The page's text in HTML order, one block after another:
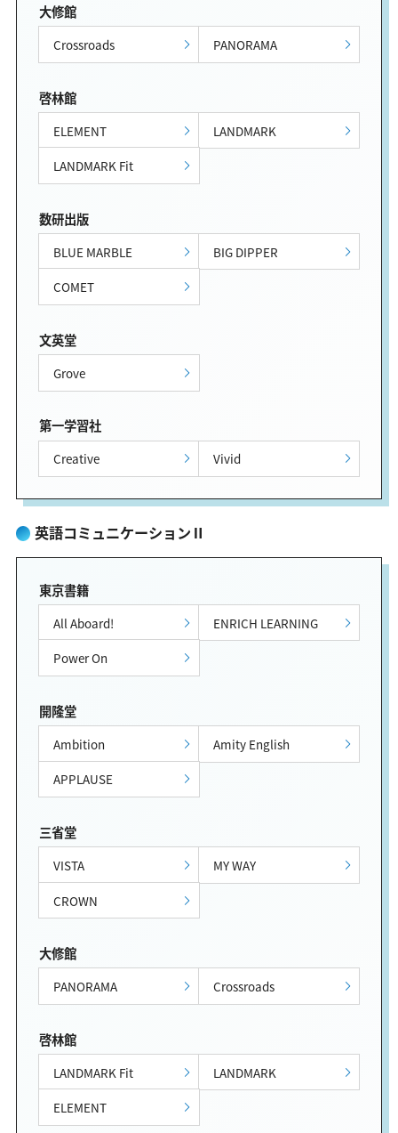
大修館
Crossroads PANORAMA
啓林館
ELEMENT
LANDMARK
LANDMARK Fit
数研出版
BLUE MARBLE
BIG DIPPER
COMET
文英堂
Grove
第一学習社
Creative Vivid
英語コミュニケーションⅡ
東京書籍
All Aboard!
ENRICH LEARNING
Power On
開隆堂
Ambition
Amity English
APPLAUSE
三省堂
VISTA
MY WAY
CROWN
大修館
PANORAMA Crossroads
啓林館
LANDMARK Fit
LANDMARK
ELEMENT